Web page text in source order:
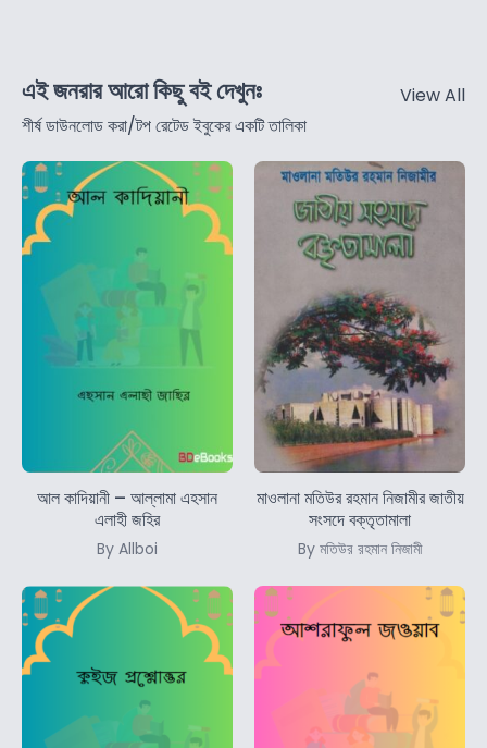
এই জনরার আরো কিছু বই দেখুনঃ
শীর্ষ ডাউনলোড করা/টপ রেটেড ইবুকের একটি তালিকা
View All
আল কাদিয়ানী – আল্লামা এহসান
এলাহী জহির
By Allboi
মাওলানা মতিউর রহমান নিজামীর জাতীয়
সংসদে বক্তৃতামালা
By মতিউর রহমান নিজামী